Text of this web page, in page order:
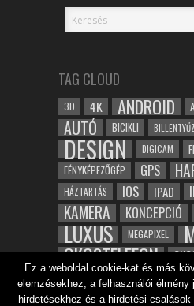
TAG CLOUD
3D 4K ANDROID
AUTÓ BICIKLI
DESIGN DIGICAM
FÉNYKÉPEZŐGÉP GPS
HÁZTARTÁS IOS IPAD
KAMERA KONCEPCIÓ
LUXUS MEGAPIXEL
OKOSTELEFON
ROBOT SAMSUNG
TESZT VIDEÓ VÍZÁLLÓ
Ez a weboldal cookie-kat és más
elemzésekhez, a felhasználói
hirdetésekhez és a hirdetési